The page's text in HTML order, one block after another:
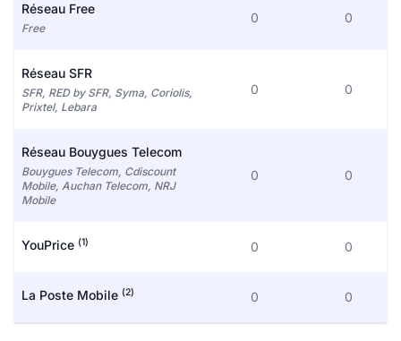
Réseau Free
Free
0 0
Réseau SFR
SFR, RED by SFR, Syma, Coriolis,
Prixtel, Lebara
0 0
Réseau Bouygues Telecom
Bouygues Telecom, Cdiscount
Mobile, Auchan Telecom, NRJ
Mobile
0 0
YouPrice (1) 0 0
La Poste Mobile (2) 0 0